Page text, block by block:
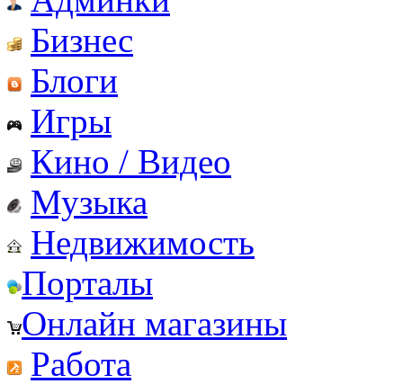
Бизнес
Блоги
Игры
Кино / Видео
Музыка
Недвижимость
Порталы
Онлайн магазины
Работа